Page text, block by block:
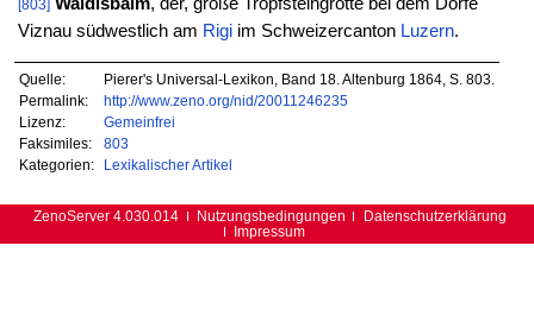
[803] Waldisbalm, der, große Tropfsteingrotte bei dem Dorfe
Viznau südwestlich am Rigiim Schweizercanton Luzern.
Quelle:
Pierer's Universal-Lexikon, Band 18. Altenburg 1864, S. 803.
Permalink:
http://www.zeno.org/nid/20011246235
Lizenz:
Gemeinfrei
Faksimiles:
803
Kategorien:
Lexikalischer Artikel
ZenoServer 4.030.014 Nutzungsbedingungen
Datenschutzerklärung
Impressum